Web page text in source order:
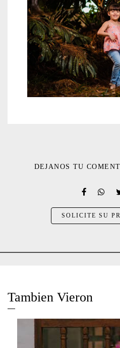
DEJANOS TU
SOLICITE SU
Tambien Vieron